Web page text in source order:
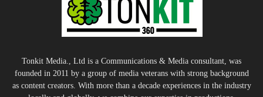
Tonkit Media., Ltd is a Communications & Media consultant, was
founded in 2011 by a group of media veterans with strong background
as content creators. With more than a decade experiences in the industry